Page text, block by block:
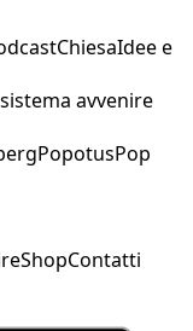
ChiesaIdee e
avvenire
PopotusPop
ShopContatti